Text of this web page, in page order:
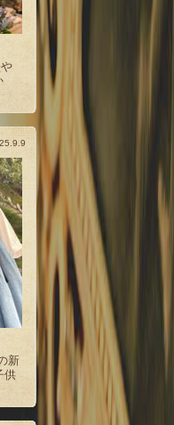
新
供